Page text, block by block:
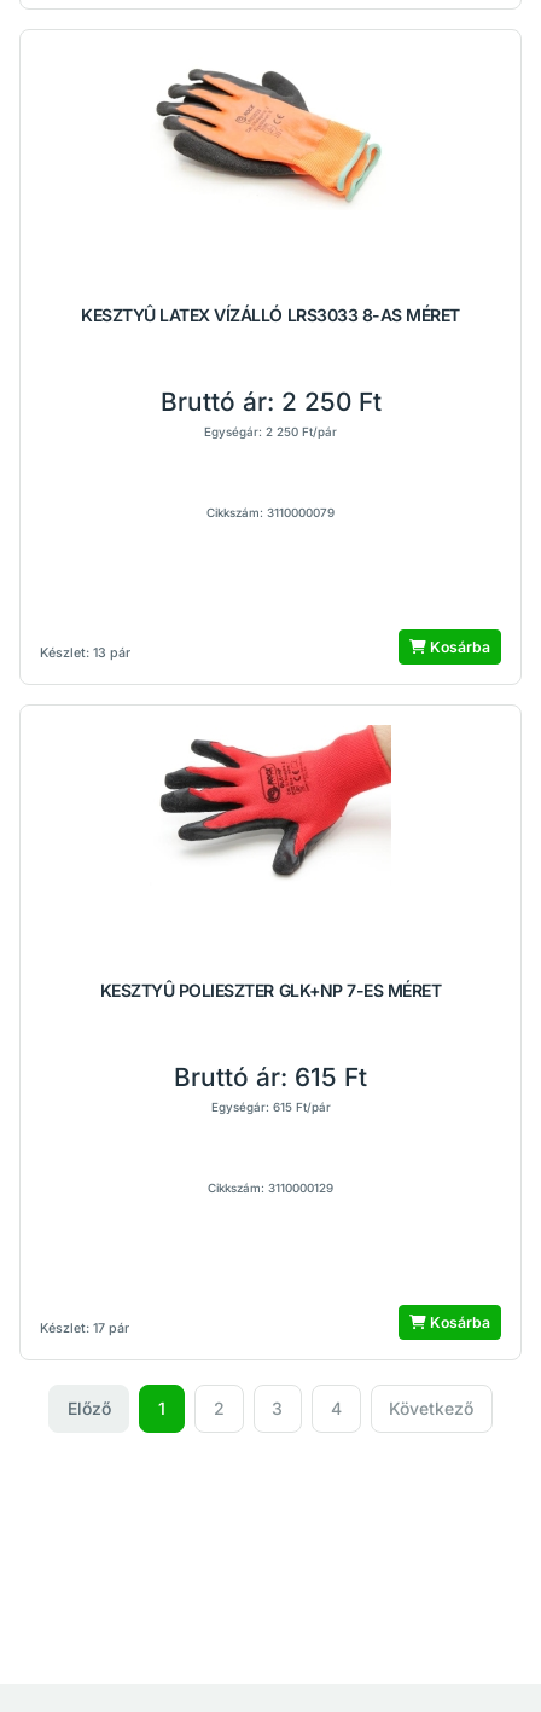
KESZTYÛ LATEX VÍZÁLLÓ LRS3033 8-AS MÉRET
Készlet: 13 pár
Bruttó ár: 2 250 Ft
Egységár: 2 250 Ft/pár
Cikkszám: 3110000079
Kosárba
KESZTYÛ POLIESZTER GLK+NP 7-ES MÉRET
Készlet: 17 pár
Bruttó ár: 615 Ft
Egységár: 615 Ft/pár
Cikkszám: 3110000129
Kosárba
Előző 1 2 3 4 Következő